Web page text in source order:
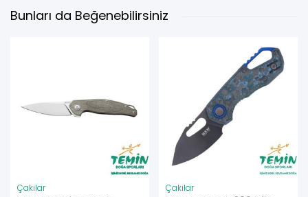
Bunları da Beğenebilirsiniz
Çakılar Çakılar